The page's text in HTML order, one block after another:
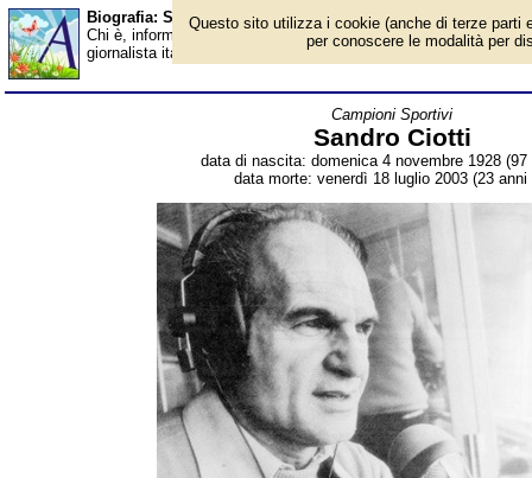
Biografia: Sandro Ciotti - Almanacco
Chi è, informazioni, foto, qual è la data di nascita, dove è nato,
giornalista italiano, radiocronista e telecronista sportivo e
Campioni Sportivi
Sandro Ciotti
data di nascita: domenica 4 novembre 1928 (97
data morte: venerdì 18 luglio 2003 (23 anni
Questo sito utilizza i cookie (anche di terze parti
per conoscere le modalità per